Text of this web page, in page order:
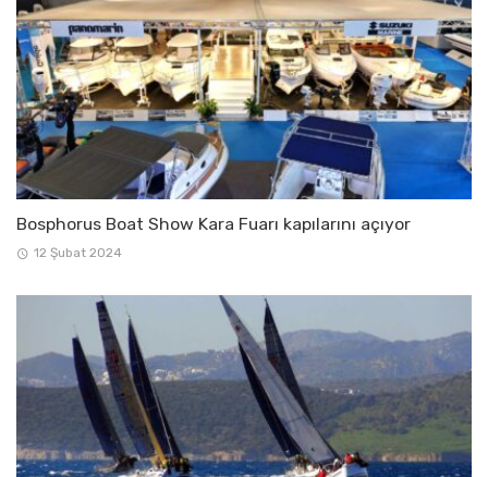
Bosphorus Boat Show Kara Fuarı kapılarını açıyor
12 Şubat 2024